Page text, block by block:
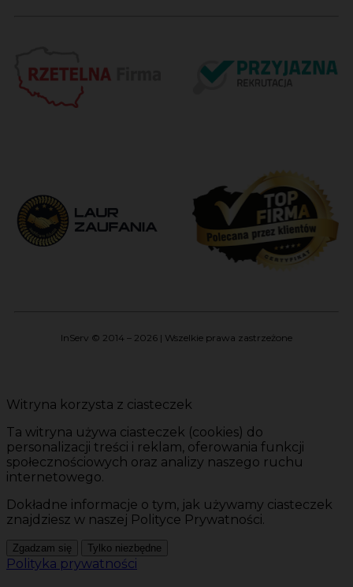
InServ © 2014 – 2026 | Wszelkie prawa zastrzeżone
Witryna korzysta z ciasteczek
Ta witryna używa ciasteczek (cookies) do
personalizacji treści i reklam, oferowania funkcji
społecznościowych oraz analizy naszego ruchu
internetowego.
Dokładne informacje o tym, jak używamy ciasteczek
znajdziesz w naszej Polityce Prywatności.
Zgadzam się Tylko niezbędne
Polityka prywatności